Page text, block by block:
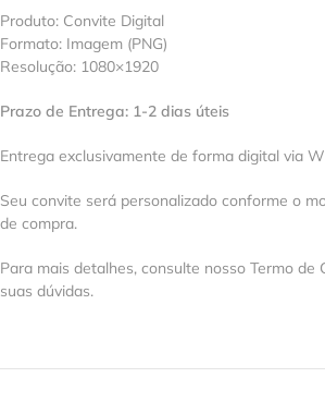
Produto: Convite Digital
Formato: Imagem (PNG)
Resolução: 1080×1920
Prazo de Entrega: 1-2 dias úteis
Entrega exclusivamente de forma digital via
Seu convite será personalizado conforme o
de compra.
Para mais detalhes, consulte nosso Termo
suas dúvidas.